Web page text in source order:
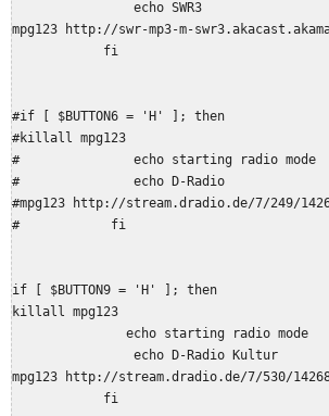
                echo SWR3
mpg123 http://swr-mp3-m-
            fi
#if [ $BUTTON6 = 'H' ]; then
#killall mpg123
#               echo starting radio mode
#               echo D-Radio
#mpg123 http://stream.dradio.de/7/249/
#            fi
if [ $BUTTON9 = 'H' ]; then
killall mpg123
               echo starting radio mode
                echo D-Radio Kultur
mpg123 http://stream.dradio.de/7/530/
            fi